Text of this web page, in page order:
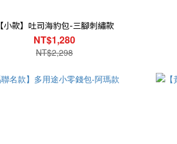
【小款】吐司海豹包-三腳刺繡款
NT$1,280
NT$2,298